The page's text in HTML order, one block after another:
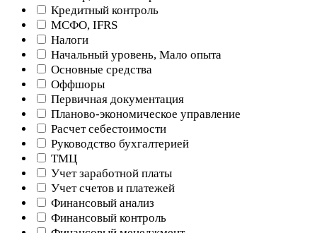
Кредитный контроль
МСФО, IFRS
Налоги
Начальный уровень, Мало опыта
Основные средства
Оффшоры
Первичная документация
Планово-экономическое управление
Расчет себестоимости
Руководство бухгалтерией
ТМЦ
Учет заработной платы
Учет счетов и платежей
Финансовый анализ
Финансовый контроль